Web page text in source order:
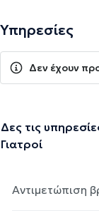
Υπηρεσίες
Δεν έχουν
Δες τις
Γιατροί
Αντιμετώπιση